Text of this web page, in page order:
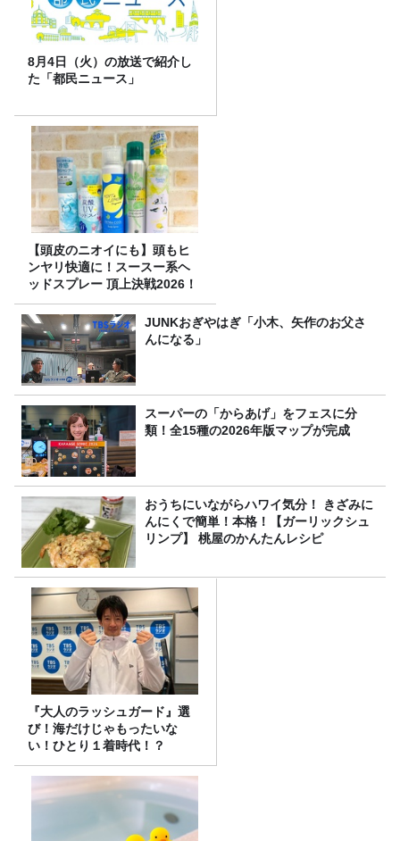
8月4日（火）の放送で紹介し
た「都民ニュース」
【頭皮のニオイにも】頭もヒ
ンヤリ快適に！スースー系ヘ
ッドスプレー 頂上決戦2026！
JUNKおぎやはぎ「小木、矢作のお父さ
んになる」
スーパーの「からあげ」をフェスに分
類！全15種の2026年版マップが完成
おうちにいながらハワイ気分！ きざみに
んにくで簡単！本格！【ガーリックシュ
リンプ】 桃屋のかんたんレシピ
『大人のラッシュガード』選
び！海だけじゃもったいな
い！ひとり１着時代！？